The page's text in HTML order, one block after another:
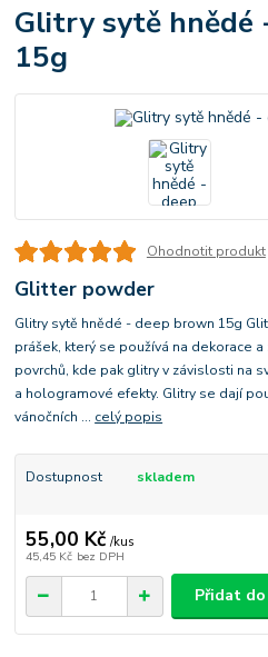
Glitry sytě hnědé
15g
Ohodnotit produkt
Glitter powder
Glitry sytě hnědé - deep brown 15g
prášek, který se používá na dekorace
povrchů, kde pak glitry v závislosti na
a hologramové efekty. Glitry se dají
vánočních ... celý popis
Dostupnost skladem
55,00 Kč /kus
45,45 Kč bez DPH
Přidat